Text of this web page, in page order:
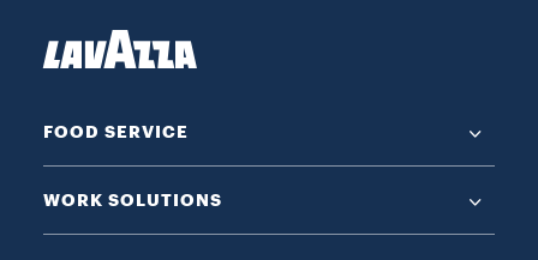
FOOD SERVICE
WORK SOLUTIONS